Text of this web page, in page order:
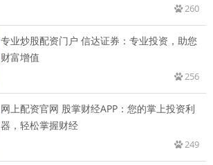
260
专业炒股配资门户 信达证券：专业投资，助您
财富增值
256
网上配资官网 股掌财经APP：您的掌上投资利
器，轻松掌握财经
249